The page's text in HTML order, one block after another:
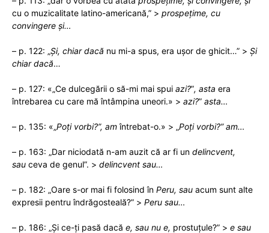
cu o muzicalitate latino-americană,” > prospețime, cu
convingere și…
– p. 122: „Și, chiar dacă nu mi-a spus, era ușor de ghicit…” > Și
chiar dacă…
– p. 127: «„Ce dulcegării o să-mi mai spui azi?”, asta era
întrebarea cu care mă întâmpina uneori.» > azi?” asta…
– p. 135: «„Poți vorbi?”, amîntrebat-o.» > „Poți vorbi?” am…
– p. 163: „Dar niciodată n-am auzit că ar fi un delincvent,
sau ceva de genul”. > delincvent sau…
– p. 182: „Oare s-or mai fi folosind în Peru, sau acum sunt alte
expresii pentru îndrăgosteală?” > Peru sau…
– p. 186: „Și ce-ți pasă dacă e, sau nu e, prostuțule?” > e sau